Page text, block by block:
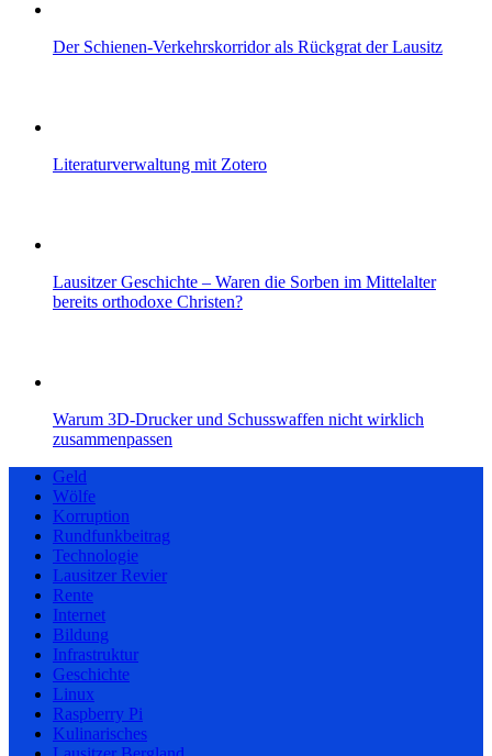
Der Schienen-Verkehrskorridor als Rückgrat der Lausitz
Literaturverwaltung mit Zotero
Lausitzer Geschichte – Waren die Sorben im Mittelalter
bereits orthodoxe Christen?
Warum 3D-Drucker und Schusswaffen nicht wirklich
zusammenpassen
Geld
Wölfe
Korruption
Rundfunkbeitrag
Technologie
Lausitzer Revier
Rente
Internet
Bildung
Infrastruktur
Geschichte
Linux
Raspberry Pi
Kulinarisches